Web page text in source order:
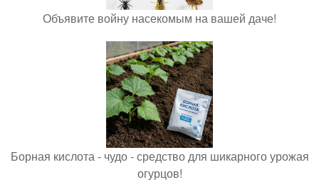
Объявите войну насекомым на вашей даче!
Борная кислота - чудо - средство для шикарного урожая
огурцов!